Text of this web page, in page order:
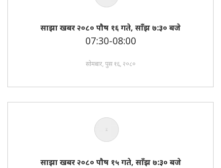
साझा खबर २०८० पाैष १६ गते, साँझ ७:३० बजे
07:30-08:00
सोमबार, पुस १६, २०८०
साझा खबर २०८० पाैष १५ गते, साँझ ७:३० बजे